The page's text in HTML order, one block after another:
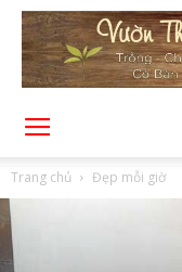
Trang chủ Đẹp mỗi giờ